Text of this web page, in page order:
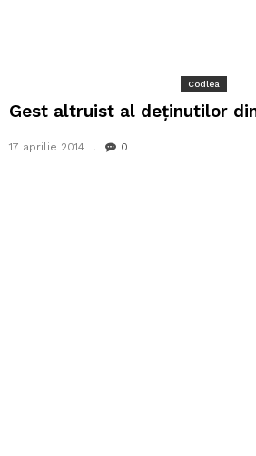
Codlea
Gest altruist al deținutilor
17 aprilie 2014 0